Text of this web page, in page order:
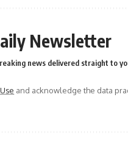
Newsletter
news delivered straight to
and acknowledge the data